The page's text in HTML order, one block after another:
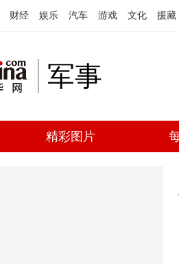
财经 娱乐 汽车 游戏 文化 援藏
军事
精彩图片